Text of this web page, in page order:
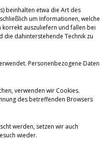
beinhalten etwa die Art des
um Informationen, welche
korrekt auszuliefern und fallen bei
die dahinterstehende Technik zu
Personenbezogene Daten
verwenden wir Cookies.
des betreffenden Browsers
werden, setzen wir auch
wieder.